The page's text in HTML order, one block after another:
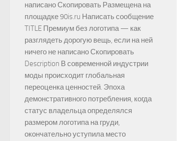
написано Скопировать Размещена на
площадке 90is.ru Написать сообщение
TITLE Премиум без логотипа — как
разглядеть дорогую вещь, если на ней
ничего не написано Скопировать
Description В современной индустрии
моды происходит глобальная
переоценка ценностей. Эпоха
демонстративного потребления, когда
статус владельца определялся
размером логотипа на груди,
окончательно уступила место